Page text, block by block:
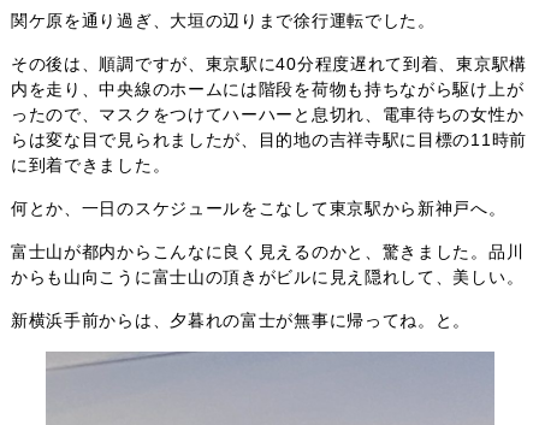
関ケ原を通り過ぎ、大垣の辺りまで徐行運転でした。
その後は、順調ですが、東京駅に40分程度遅れて到着、東京駅構
内を走り、中央線のホームには階段を荷物も持ちながら駆け上が
ったので、マスクをつけてハーハーと息切れ、電車待ちの女性か
らは変な目で見られましたが、目的地の吉祥寺駅に目標の11時前
に到着できました。
何とか、一日のスケジュールをこなして東京駅から新神戸へ。
富士山が都内からこんなに良く見えるのかと、驚きました。品川
からも山向こうに富士山の頂きがビルに見え隠れして、美しい。
新横浜手前からは、夕暮れの富士が無事に帰ってね。と。